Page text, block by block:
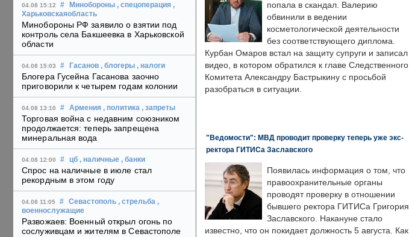
04.08 15:12 # Минобороны , спецоперация ,
Харьковскаяобласть
Минобороны РФ заявило о взятии под
контроль села Бакшеевка в Харьковской
области
04.08 15:03 # Гасанов , блогеры , налоги
Блогера Гусейна Гасанова заочно
приговорили к четырем годам колонии
04.08 13:10 # Армения , политика , запреты
Торговая война с недавним союзником
продолжается: теперь запрещена
минеральная вода
04.08 12:00 # цб , наличные , банки
Спрос на наличные в июле стал
рекордным в этом году
04.08 11:05 # Севастополь , стрельба ,
военнослужащие
Развожаев: Военный открыл огонь по
сослуживцам и жителям в Севастополе
попала в скандал. Валерию
обвинили в ведении
косметологической деятельности
без соответствующего диплома.
Курбан Омаров встал на защиту супруги и записал
видео, в котором обратился к главе Следственного
Комитета Александру Бастрыкину с просьбой
разобраться в ситуации.
"Ведомости": МВД проводит проверку теперь уже экс-
ректора ГИТИСа Заславского
Появилась информация о том, что
правоохранительные органы
проводят проверку в отношении
бывшего ректора ГИТИСа Григория
Заславского. Накануне стало
известно, что он покидает должность 5 августа. Как